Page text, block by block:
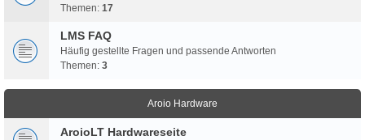
Themen: 17
LMS FAQ
Häufig gestellte Fragen und passende Antworten
Themen: 3
Aroio Hardware
AroioLT Hardwareseite